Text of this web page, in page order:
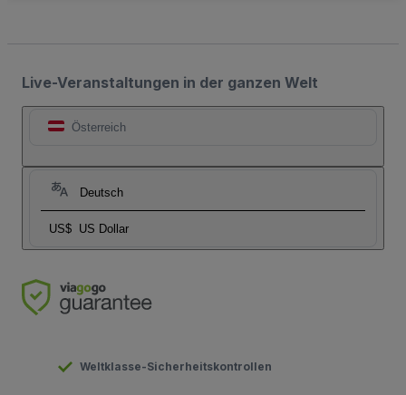
Live-Veranstaltungen in der ganzen Welt
Österreich
Deutsch
US$ US Dollar
Weltklasse-Sicherheitskontrollen